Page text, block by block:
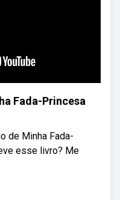
Fada-Princesa
de Minha Fada-
esse livro? Me